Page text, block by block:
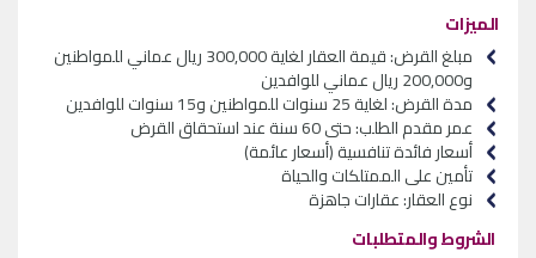
الميزات
مبلغ القرض: قيمة العقار لغاية 300,000 ريال عماني للمواطنين
و200,000 ريال عماني للوافدين
مدة القرض: لغاية 25 سنوات للمواطنين و15 سنوات للوافدين
عمر مقدم الطلب: حتى 60 سنة عند استحقاق القرض
أسعار فائدة تنافسية (أسعار عائمة)
تأمين على الممتلكات والحياة
نوع العقار: عقارات جاهزة
الشروط والمتطلبات